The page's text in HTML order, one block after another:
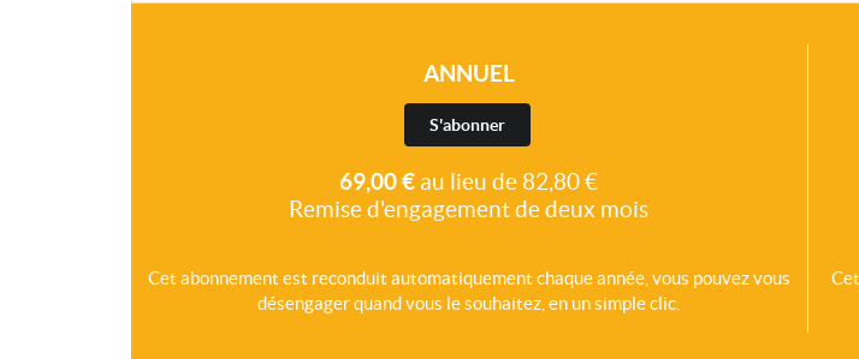
ANNUEL
S'abonner
69,00 € au lieu de 82,80 €
Remise d'engagement de deux mois
Cet abonnement est reconduit automatiquement chaque année, vous pouvez vous
désengager quand vous le souhaitez, en un simple clic.